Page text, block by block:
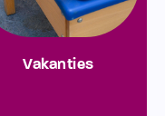
Vakanties